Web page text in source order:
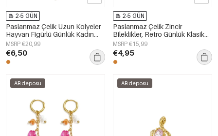
2-5 GÜN
Paslanmaz Çelik Uzun Kolyeler
Hayvan Figürlü Günlük Kadın
Takıları
MSRP €20,99
€6,50
2-5 GÜN
Paslanmaz Çelik Zincir
Bileklikler, Retro Günlük Klasik
Seri Kadın Takıları
MSRP €15,99
€4,95
AB deposu AB deposu